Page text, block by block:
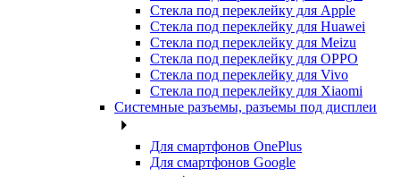
Стекла под переклейку для Apple
Стекла под переклейку для Huawei
Стекла под переклейку для Meizu
Стекла под переклейку для OPPO
Стекла под переклейку для Vivo
Стекла под переклейку для Xiaomi
Системные разъемы, разъемы под дисплеи
Для смартфонов OnePlus
Для смартфонов Google